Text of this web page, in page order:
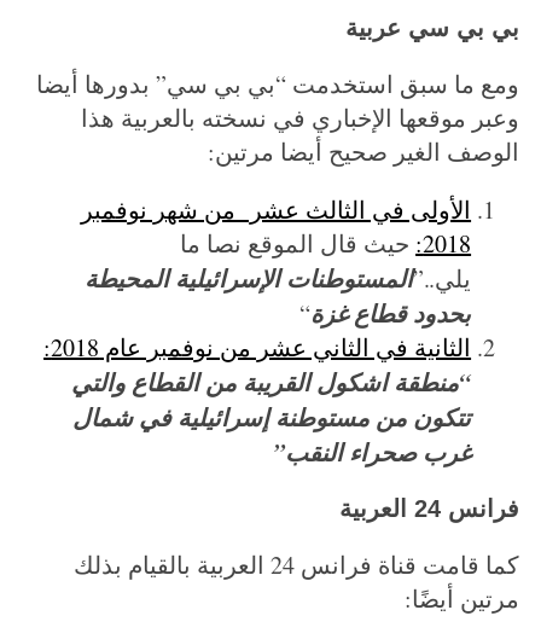
بي بي سي عربية
ومع ما سبق استخدمت “بي بي سي” بدورها أيضا
وعبر موقعها الإخباري في نسخته بالعربية هذا
الوصف الغير صحيح أيضا مرتين:
الأولى في الثالث عشر من شهر نوفمبر
2018: حيث قال الموقع نصا ما
يلي..”المستوطنات الإسرائيلية المحيطة
بحدود قطاع غزة“
الثانية في الثاني عشر من نوفمبر عام 2018:
“منطقة اشكول القريبة من القطاع والتي
تتكون من مستوطنة إسرائيلية في شمال
غرب صحراء النقب”
فرانس 24 العربية
كما قامت قناة فرانس 24 العربية بالقيام بذلك
مرتين أيضًا: